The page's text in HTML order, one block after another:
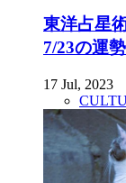
東洋占星
7/23の運
17 Jul, 2023